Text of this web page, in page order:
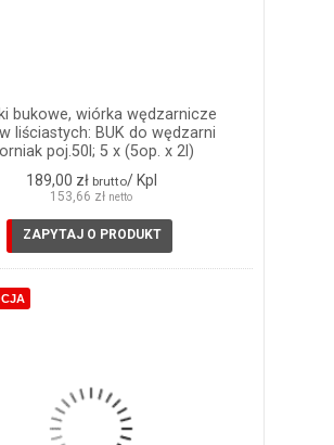
bukowe, wiórka wędzarnicze
liściastych: BUK do wędzarni
poj.50l; 5 x (5op. x 2l)
189,00 zł brutto/ Kpl
153,66 zł netto
ZAPYTAJ O PRODUKT